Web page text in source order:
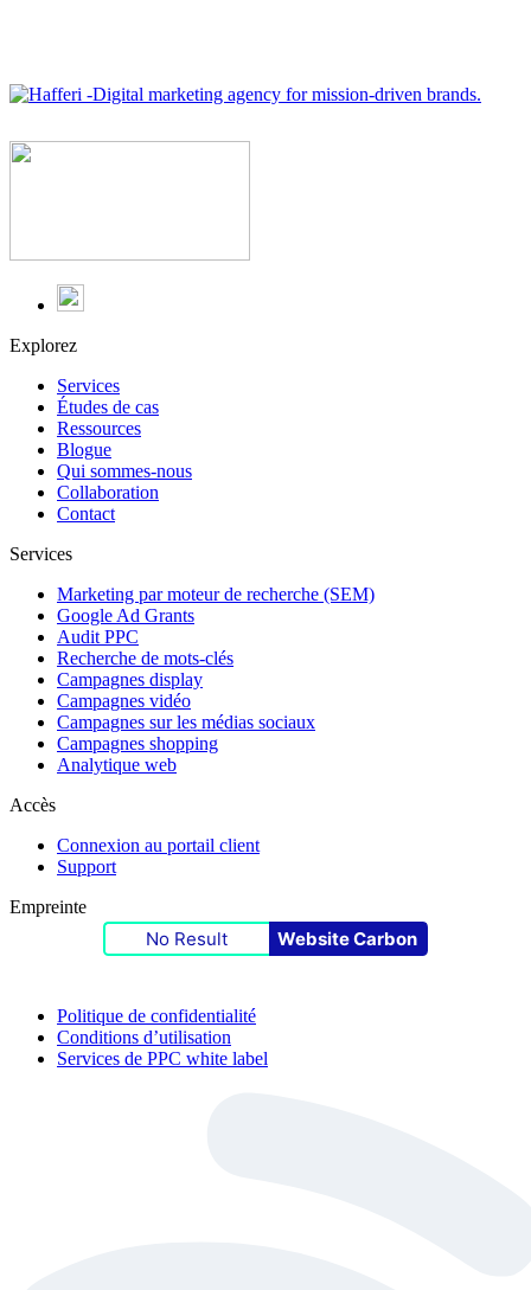
Explorez
Services
Études de cas
Ressources
Blogue
Qui sommes-nous
Collaboration
Contact
Services
Marketing par moteur de recherche (SEM)
Google Ad Grants
Audit PPC
Recherche de mots-clés
Campagnes display
Campagnes vidéo
Campagnes sur les médias sociaux
Campagnes shopping
Analytique web
Accès
Connexion au portail client
Support
Empreinte
No Result Website Carbon
Politique de confidentialité
Conditions d’utilisation
Services de PPC white label